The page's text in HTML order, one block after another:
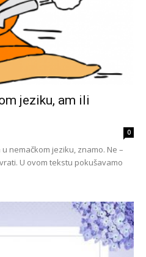
jeziku, am ili
0
nemačkom jeziku, znamo. Ne –
U ovom tekstu pokušavamo